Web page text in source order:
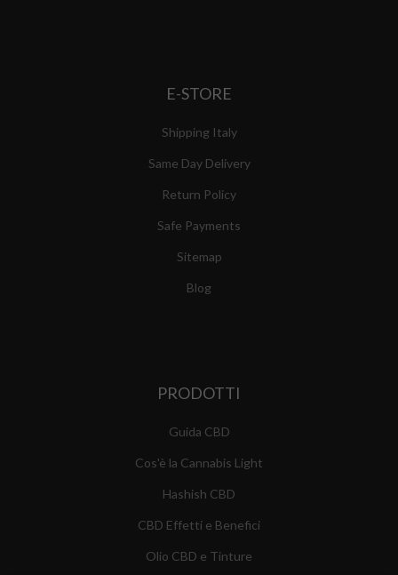
E-STORE
Shipping Italy
Same Day Delivery
Return Policy
Safe Payments
Sitemap
Blog
PRODOTTI
Guida CBD
Cos'è la Cannabis Light
Hashish CBD
CBD Effetti e Benefici
Olio CBD e Tinture